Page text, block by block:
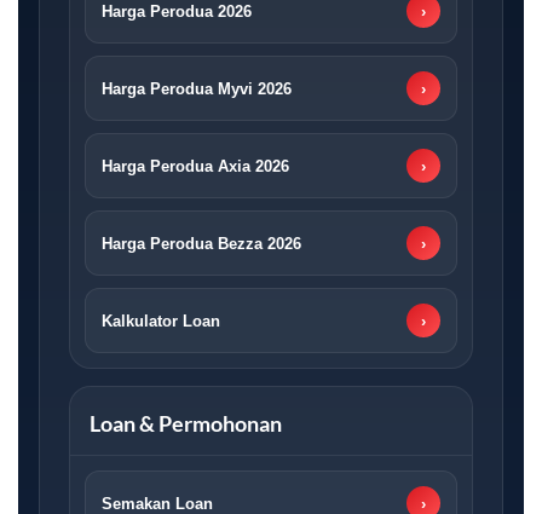
Harga Perodua 2026 ›
Harga Perodua Myvi 2026 ›
Harga Perodua Axia 2026 ›
Harga Perodua Bezza 2026 ›
Kalkulator Loan ›
Loan & Permohonan
Semakan Loan ›